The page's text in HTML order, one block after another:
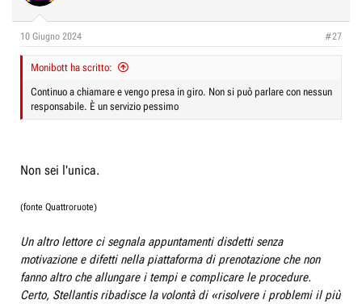
10 Giugno 2024 #27
Monibott ha scritto:
Continuo a chiamare e vengo presa in giro. Non si può parlare con nessun
responsabile. È un servizio pessimo
Non sei l'unica.
(fonte Quattroruote)
Un altro lettore ci segnala appuntamenti disdetti senza
motivazione e difetti nella piattaforma di prenotazione che non
fanno altro che allungare i tempi e complicare le procedure.
Certo, Stellantis ribadisce la volontà di «risolvere i problemi il più